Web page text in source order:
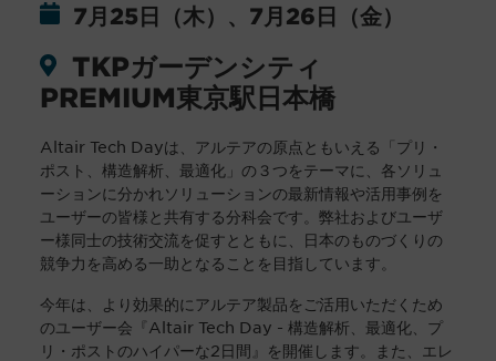
7月25日（木）、7月26日（金）
TKPガーデンシティ
PREMIUM東京駅日本橋
Altair Tech Dayは、アルテアの原点ともいえる「プリ・
ポスト、構造解析、最適化」の３つをテーマに、各ソリュ
ーションに分かれソリューションの最新情報や活用事例を
ユーザーの皆様と共有する分科会です。弊社およびユーザ
ー様同士の技術交流を促すとともに、日本のものづくりの
競争力を高める一助となることを目指しています。
今年は、より効果的にアルテア製品をご活用いただくため
のユーザー会『Altair Tech Day - 構造解析、最適化、プ
リ・ポストのハイパーな2日間』を開催します。また、
エレ